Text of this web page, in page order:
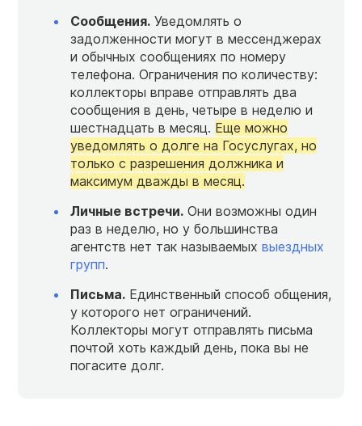
Сообщения. Уведомлять о
задолженности могут в мессенджерах
и обычных сообщениях по номеру
телефона. Ограничения по количеству:
коллекторы вправе отправлять два
сообщения в день, четыре в неделю и
шестнадцать в месяц. Еще можно
уведомлять о долге на Госуслугах, но
только с разрешения должника и
максимум дважды в месяц.
Личные встречи. Они возможны один
раз в неделю, но у большинства
агентств нет так называемых выездных
групп.
Письма. Единственный способ общения,
у которого нет ограничений.
Коллекторы могут отправлять письма
почтой хоть каждый день, пока вы не
погасите долг.